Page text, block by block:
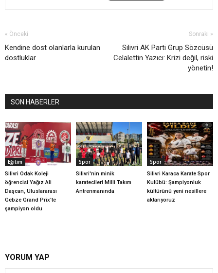
« Önceki
Kendine dost olanlarla kurulan
dostluklar
Sonraki »
Silivri AK Parti Grup Sözcüsü
Celalettin Yazıcı: Krizi değil, riski
yönetin!
SON HABERLER
Eğitim
Silivri Odak Koleji
öğrencisi Yağız Ali
Daşcan, Uluslararası
Gebze Grand Prix'te
şampiyon oldu
Spor
Silivri'nin minik
karatecileri Milli Takım
Antrenmanında
Spor
Silivri Karaca Karate Spor
Kulübü: Şampiyonluk
kültürünü yeni nesillere
aktarıyoruz
YORUM YAP